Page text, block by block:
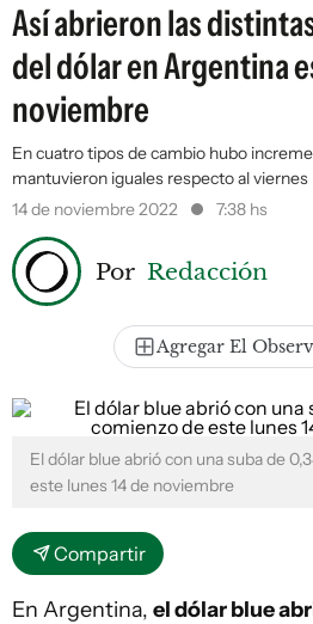
Así abrieron las
del dólar en Argentina
noviembre
En cuatro tipos de cambio hubo
mantuvieron iguales respecto al viernes
14 de noviembre 2022
7:38 hs
Por Redacción
Agregar El
El dólar blue abrió con una suba de
este lunes 14 de noviembre
Compartir
En Argentina, el dólar blue